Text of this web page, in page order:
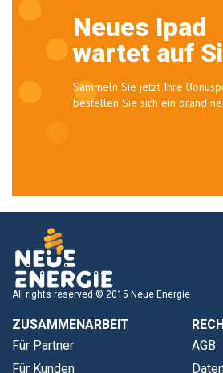
Neues Ipad
wartet auf
Sammeln Sie jetzt Ihre
bestellen Sie sich ein brand
All rights reserved © 2015 Neue Energie
ZUSAMMENARBEIT
Für Partner
Für Kunden
AGB